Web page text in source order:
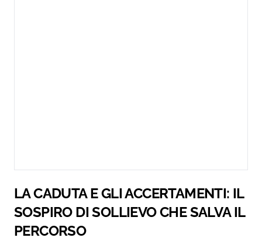
LA CADUTA E GLI ACCERTAMENTI: IL
SOSPIRO DI SOLLIEVO CHE SALVA IL
PERCORSO